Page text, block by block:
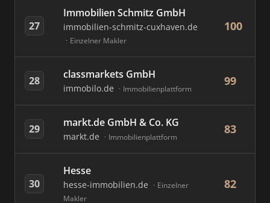
27
Immobilien Schmitz GmbH
immobilien-schmitz-cuxhaven.de
Einzelner Makler
100
28 classmarkets GmbH
immobilo.de Immobilienplattform
99
29 markt.de GmbH & Co. KG
markt.de Immobilienplattform
83
30
Hesse
hesse-immobilien.de
Einzelner
Makler
82